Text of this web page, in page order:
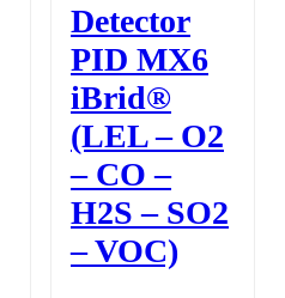
Detector
PID MX6
iBrid®
(LEL – O2
– CO –
H2S – SO2
– VOC)